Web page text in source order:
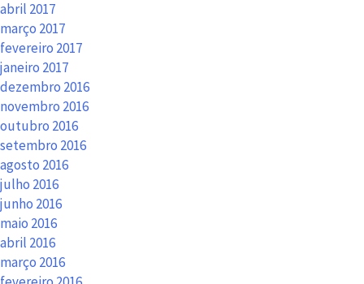
abril 2017
março 2017
fevereiro 2017
janeiro 2017
dezembro 2016
novembro 2016
outubro 2016
setembro 2016
agosto 2016
julho 2016
junho 2016
maio 2016
abril 2016
março 2016